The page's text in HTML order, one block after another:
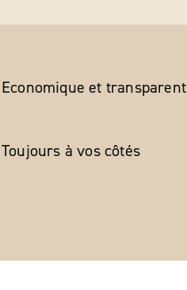
Economique et transparent
Toujours à vos côtés